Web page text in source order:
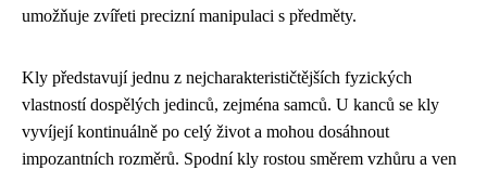
umožňuje zvířeti precizní manipulaci s předměty.
Kly představují jednu z nejcharakterističtějších fyzických
vlastností dospělých jedinců, zejména samců. U kanců se kly
vyvíjejí kontinuálně po celý život a mohou dosáhnout
impozantních rozměrů. Spodní kly rostou směrem vzhůru a ven